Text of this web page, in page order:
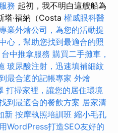
務 起初，我不明白這艘船為
塔·福納（Costa 權威眼科醫
業外燴公司，為您的活動提
心，幫助您找到最適合的照
台中推拿服務 購買二手攤車，
玻尿酸注射，迅速填補細紋
最合適的記帳專家 外燴
打掃家裡，讓您的居住環境
到最適合的餐飲方案 居家清
新 按摩執照培訓班 縮小毛孔
WordPress打造SEO友好的